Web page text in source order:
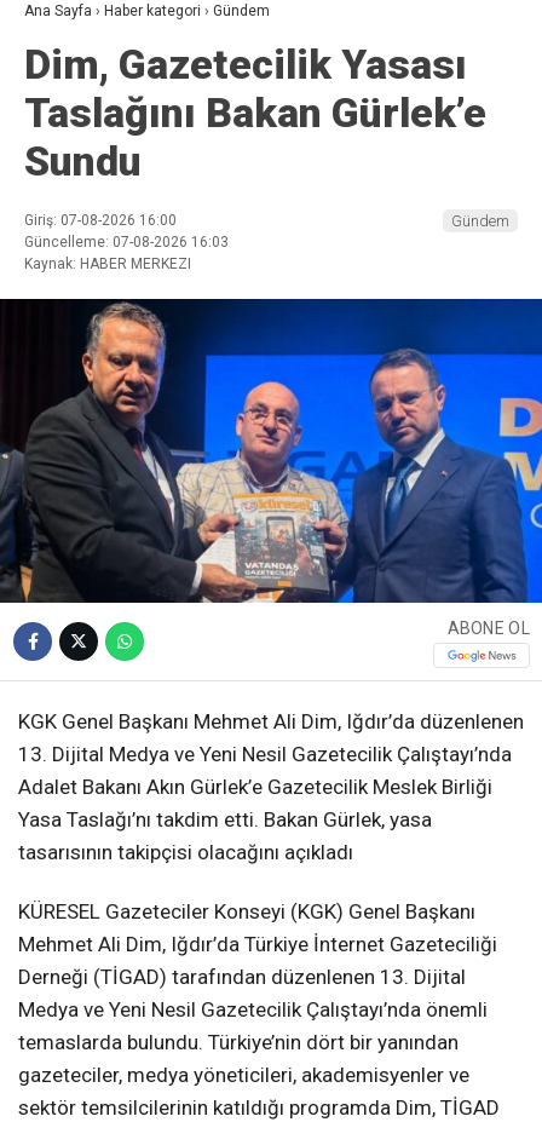
Ana Sayfa › Haber kategori › Gündem
Dim, Gazetecilik Yasası
Taslağını Bakan Gürlek’e
Sundu
Giriş: 07-08-2026 16:00
Güncelleme: 07-08-2026 16:03
Kaynak: HABER MERKEZI
Gündem
ABONE OL
KGK Genel Başkanı Mehmet Ali Dim, Iğdır’da düzenlenen
13. Dijital Medya ve Yeni Nesil Gazetecilik Çalıştayı’nda
Adalet Bakanı Akın Gürlek’e Gazetecilik Meslek Birliği
Yasa Taslağı’nı takdim etti. Bakan Gürlek, yasa
tasarısının takipçisi olacağını açıkladı
KÜRESEL Gazeteciler Konseyi (KGK) Genel Başkanı
Mehmet Ali Dim, Iğdır’da Türkiye İnternet Gazeteciliği
Derneği (TİGAD) tarafından düzenlenen 13. Dijital
Medya ve Yeni Nesil Gazetecilik Çalıştayı’nda önemli
temaslarda bulundu. Türkiye’nin dört bir yanından
gazeteciler, medya yöneticileri, akademisyenler ve
sektör temsilcilerinin katıldığı programda Dim, TİGAD